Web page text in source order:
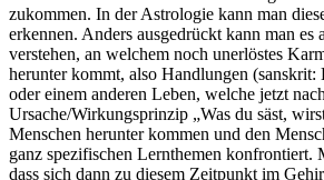
zukommen. In der Astrologie kann man
erkennen. Anders ausgedrückt kann man es
verstehen, an welchem noch unerlöstes
herunter kommt, also Handlungen (sanskrit:
oder einem anderen Leben, welche jetzt
Ursache/Wirkungsprinzip „Was du säst,
Menschen herunter kommen und den
ganz spezifischen Lernthemen konfrontiert.
dass sich dann zu diesem Zeitpunkt im